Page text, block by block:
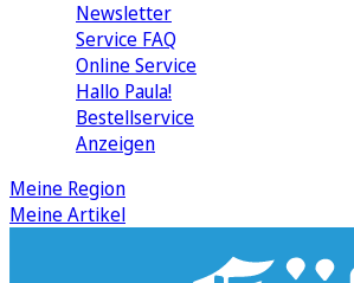
Newsletter
Service FAQ
Online Service
Hallo Paula!
Bestellservice
Anzeigen
Meine Region
Meine Artikel